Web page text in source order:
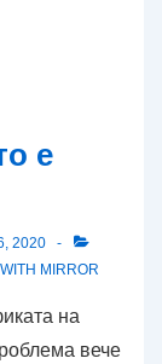
е
2020
MIRROR
на
вече